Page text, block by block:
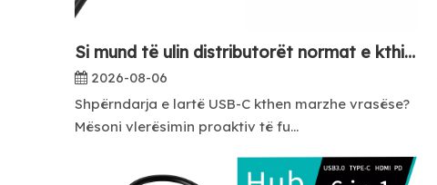
Si mund të ulin distributorët normat e kthimit në shpërndarësit USB C me shumë porta?
2026-08-06
Shpërndarja e lartë USB-C kthen marzhe vrasëse?
Mësoni vlerësimin proaktiv të fu...